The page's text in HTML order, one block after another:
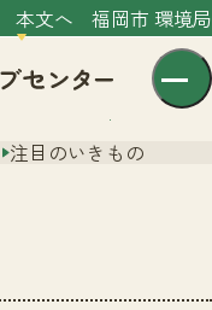
本文へ 福岡市 環境局
注目のいきもの